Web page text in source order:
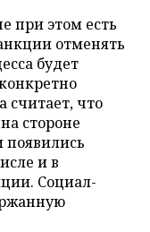
при этом есть
отменять
будет
считает, что
стороне
появились
и в
Социал-